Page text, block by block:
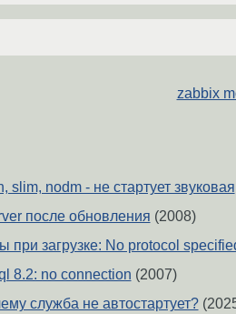
zabbix
slim, nodm - не стартует звуковая
после обновления (2008)
при загрузке: No protocol
8.2: no connection (2007)
служба не автостартует?